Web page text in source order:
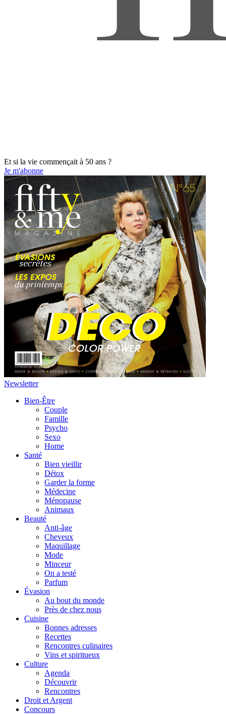
Et si la vie commençait à 50 ans ?
Je m'abonne
Newsletter
Bien-Être
Couple
Famille
Psycho
Sexo
Home
Santé
Bien vieillir
Détox
Garder la forme
Médecine
Ménopause
Animaux
Beauté
Anti-âge
Cheveux
Maquillage
Mode
Minceur
On a testé
Parfum
Évasion
Au bout du monde
Près de chez nous
Cuisine
Bonnes adresses
Recettes
Rencontres culinaires
Vins et spiritueux
Culture
Agenda
Découvrir
Rencontres
Droit et Argent
Concours